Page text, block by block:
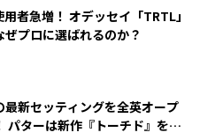
者急増！ オデッセイ「TRTL」
ぜプロに選ばれるのか？
最新セッティングを全英オープ
パターは新作『トーチド』を投